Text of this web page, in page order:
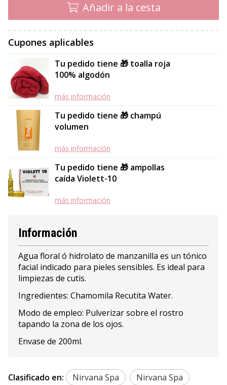
Añadir a la cesta
Cupones aplicables
Tu pedido tiene 🎁 toalla roja
100% algodón
más información
Tu pedido tiene 🎁 champú
volumen
más información
Tu pedido tiene 🎁 ampollas
caída Violett-10
más información
Información
Agua floral ó hidrolato de manzanilla es un tónico
facial indicado para pieles sensibles. Es ideal para
limpiezas de cutis.
Ingredientes: Chamomila Recutita Water.
Modo de empleo: Pulverizar sobre el rostro
tapando la zona de los ojos.
Envase de 200ml.
Clasificado en: Nirvana Spa Nirvana Spa